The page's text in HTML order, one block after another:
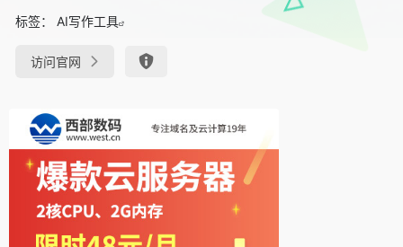
标签： AI写作工具
访问官网